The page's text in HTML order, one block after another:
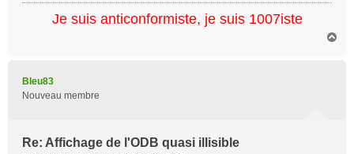
g
Je suis anticonformiste, je suis 1007iste
Bleu83
Nouveau membre
Re: Affichage de l'ODB quasi illisible